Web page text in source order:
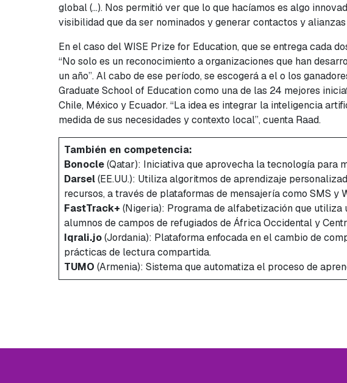
global (…). Nos permitió ver que lo que hacíamos es algo
visibilidad que da ser nominados y generar contactos y
En el caso del WISE Prize for Education, que se entrega cada
“No solo es un reconocimiento a organizaciones que han
un año”. Al cabo de ese período, se escogerá a el o los
Graduate School of Education como una de las 24 mejores
Chile, México y Ecuador. “La idea es integrar la inteligencia
medida de sus necesidades y contexto local”, cuenta Raad.
También en competencia:
Bonocle(Qatar): Iniciativa que aprovecha la tecnología para
Darsel(EE.UU.): Utiliza algoritmos de aprendizaje
recursos, a través de plataformas de mensajería como SMS y
FastTrack+ (Nigeria): Programa de alfabetización que
alumnos de campos de refugiados de África Occidental y
Iqrali.jo(Jordania): Plataforma enfocada en el cambio de
prácticas de lectura compartida.
TUMO (Armenia): Sistema que automatiza el proceso de